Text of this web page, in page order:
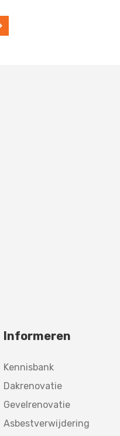
Informeren
Kennisbank
Dakrenovatie
Gevelrenovatie
Asbestverwijdering